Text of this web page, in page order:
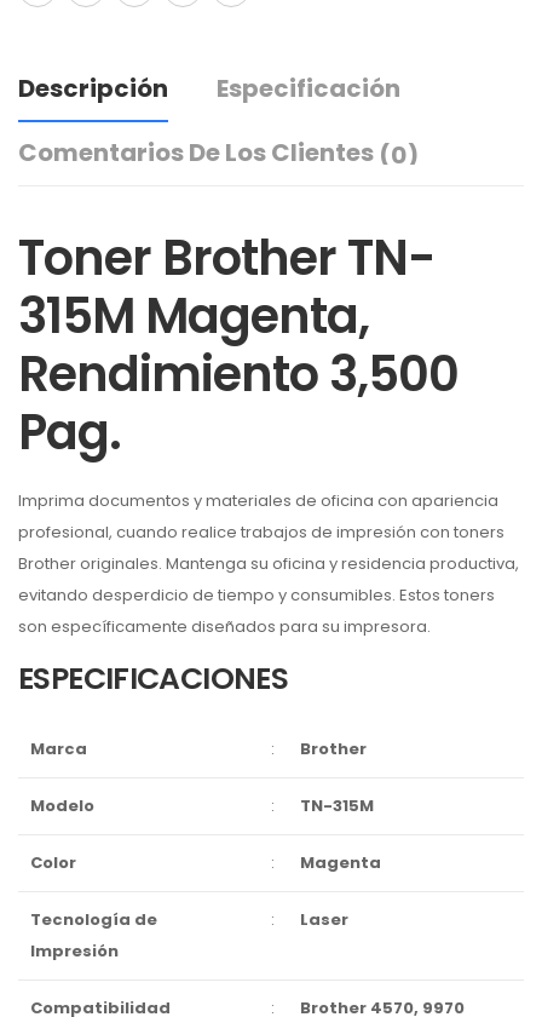
Descripción
Especificación
Comentarios De Los Clientes (0)
Toner Brother TN-
315M Magenta,
Rendimiento 3,500
Pag.
Imprima documentos y materiales de oficina con apariencia
profesional, cuando realice trabajos de impresión con toners
Brother originales. Mantenga su oficina y residencia productiva,
evitando desperdicio de tiempo y consumibles. Estos toners
son específicamente diseñados para su impresora.
ESPECIFICACIONES
Marca : Brother
Modelo : TN-315M
Color : Magenta
Tecnología de
Impresión
: Laser
Compatibilidad : Brother 4570, 9970